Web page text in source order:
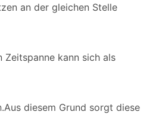
an der gleichen Stelle
Zeitspanne kann sich als
diesem Grund sorgt diese